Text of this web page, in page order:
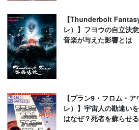
【Thunderbolt
レ）】フヨウの自立決
音楽が与えた影響とは
【プラン9・フロム・
レ）】宇宙人の勘違い
はなぜ？死者を蘇らせ